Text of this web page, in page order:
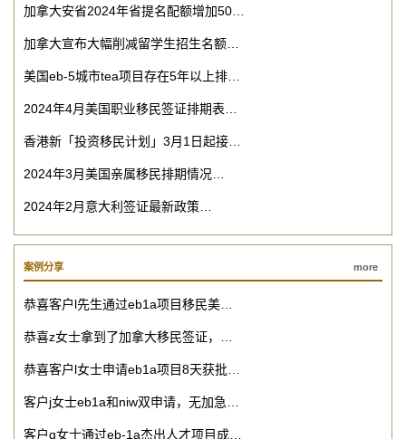
加拿大安省2024年省提名配额增加50…
加拿大宣布大幅削减留学生招生名额…
美国eb-5城市tea项目存在5年以上排…
2024年4月美国职业移民签证排期表…
香港新「投资移民计划」3月1日起接…
2024年3月美国亲属移民排期情况…
2024年2月意大利签证最新政策…
案例分享 more
恭喜客户l先生通过eb1a项目移民美…
恭喜z女士拿到了加拿大移民签证，…
恭喜客户l女士申请eb1a项目8天获批…
客户j女士eb1a和niw双申请，无加急…
客户q女士通过eb-1a杰出人才项目成…